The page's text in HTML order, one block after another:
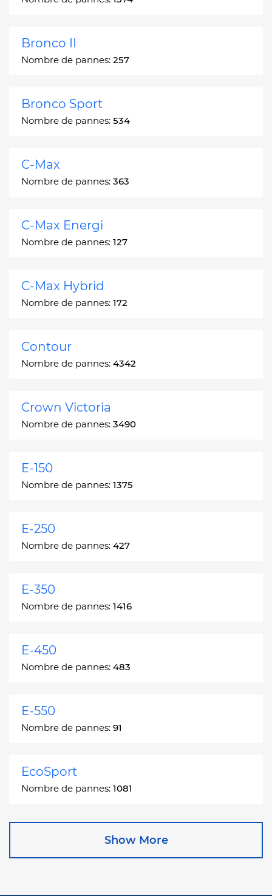
Bronco II
Nombre de pannes: 257
Bronco Sport
Nombre de pannes: 534
C-Max
Nombre de pannes: 363
C-Max Energi
Nombre de pannes: 127
C-Max Hybrid
Nombre de pannes: 172
Contour
Nombre de pannes: 4342
Crown Victoria
Nombre de pannes: 3490
E-150
Nombre de pannes: 1375
E-250
Nombre de pannes: 427
E-350
Nombre de pannes: 1416
E-450
Nombre de pannes: 483
E-550
Nombre de pannes: 91
EcoSport
Nombre de pannes: 1081
Escape
Show More